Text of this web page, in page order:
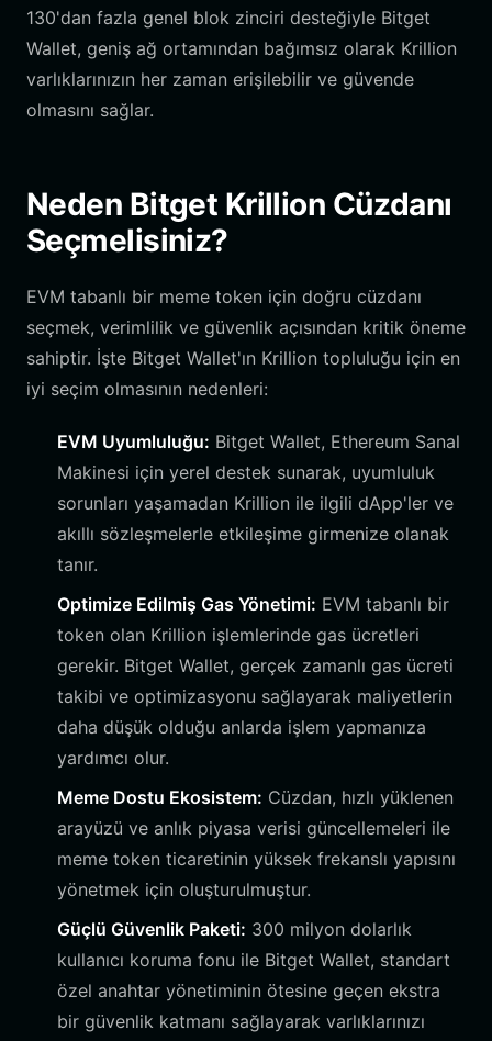
130'dan fazla genel blok zinciri desteğiyle Bitget
Wallet, geniş ağ ortamından bağımsız olarak Krillion
varlıklarınızın her zaman erişilebilir ve güvende
olmasını sağlar.
Neden Bitget Krillion Cüzdanı
Seçmelisiniz?
EVM tabanlı bir meme token için doğru cüzdanı
seçmek, verimlilik ve güvenlik açısından kritik öneme
sahiptir. İşte Bitget Wallet'ın Krillion topluluğu için en
iyi seçim olmasının nedenleri:
EVM Uyumluluğu: Bitget Wallet, Ethereum Sanal
Makinesi için yerel destek sunarak, uyumluluk
sorunları yaşamadan Krillion ile ilgili dApp'ler ve
akıllı sözleşmelerle etkileşime girmenize olanak
tanır.
Optimize Edilmiş Gas Yönetimi: EVM tabanlı bir
token olan Krillion işlemlerinde gas ücretleri
gerekir. Bitget Wallet, gerçek zamanlı gas ücreti
takibi ve optimizasyonu sağlayarak maliyetlerin
daha düşük olduğu anlarda işlem yapmanıza
yardımcı olur.
Meme Dostu Ekosistem: Cüzdan, hızlı yüklenen
arayüzü ve anlık piyasa verisi güncellemeleri ile
meme token ticaretinin yüksek frekanslı yapısını
yönetmek için oluşturulmuştur.
Güçlü Güvenlik Paketi: 300 milyon dolarlık
kullanıcı koruma fonu ile Bitget Wallet, standart
özel anahtar yönetiminin ötesine geçen ekstra
bir güvenlik katmanı sağlayarak varlıklarınızı